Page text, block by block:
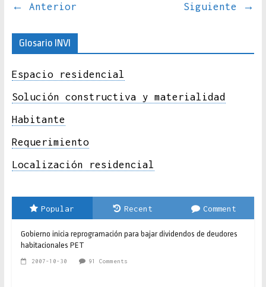
← Anterior Siguiente →
Glosario INVI
Espacio residencial
Solución constructiva y materialidad
Habitante
Requerimiento
Localización residencial
Popular Recent Comment
Gobierno inicia reprogramación para bajar dividendos de deudores
habitacionales PET
2007-10-30 91 Comments